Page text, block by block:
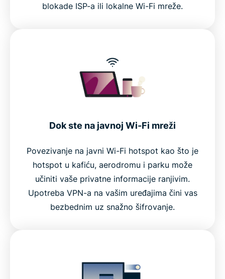
blokade ISP-a ili lokalne Wi-Fi mreže.
Dok ste na javnoj Wi-Fi mreži
Povezivanje na javni Wi-Fi hotspot kao što je
hotspot u kafiću, aerodromu i parku može
učiniti vaše privatne informacije ranjivim.
Upotreba VPN-a na vašim uređajima čini vas
bezbednim uz snažno šifrovanje.